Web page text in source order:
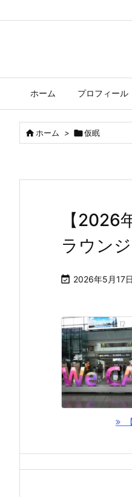
ホーム プロフィール
ホーム > 仮眠
【2026
ラウン
 2026年5月17日